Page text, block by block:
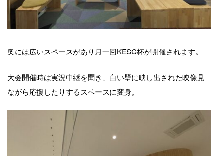
奥には広いスペースがあり月一回KESC杯が開催されます。
大会開催時は実況中継を聞き、白い壁に映し出された映像見
ながら応援したりするスペースに変身。